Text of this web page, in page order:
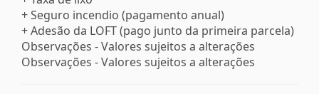
+ Seguro incendio (pagamento anual)
+ Adesão da LOFT (pago junto da primeira parcela)
Observações - Valores sujeitos a alterações
Observações - Valores sujeitos a alterações